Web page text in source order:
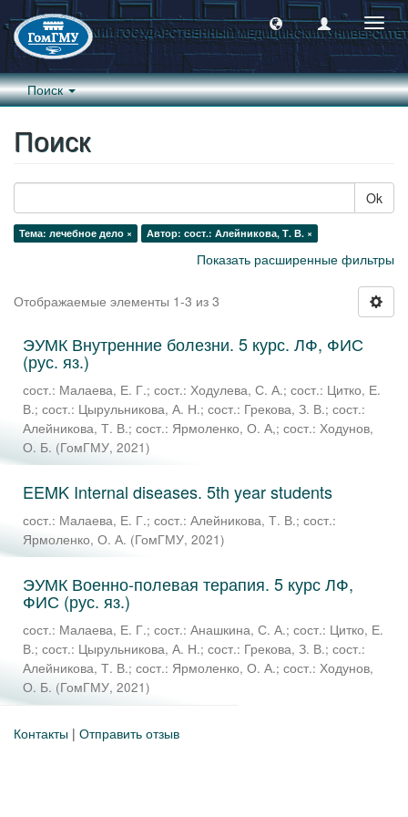
Поиск
Поиск
Ok
Тема: лечебное дело × Автор: сост.: Алейникова, Т. В. ×
Показать расширенные фильтры
Отображаемые элементы 1-3 из 3
ЭУМК Внутренние болезни. 5 курс. ЛФ, ФИС
(рус. яз.)
сост.: Малаева, Е. Г.; сост.: Ходулева, С. А.; сост.: Цитко, Е.
В.; сост.: Цырульникова, А. Н.; сост.: Грекова, З. В.; сост.:
Алейникова, Т. В.; сост.: Ярмоленко, О. А,; сост.: Ходунов,
О. Б. (ГомГМУ, 2021)
EEMK Internal diseases. 5th year students
сост.: Малаева, Е. Г.; сост.: Алейникова, Т. В.; сост.:
Ярмоленко, О. А. (ГомГМУ, 2021)
ЭУМК Военно-полевая терапия. 5 курс ЛФ,
ФИС (рус. яз.)
сост.: Малаева, Е. Г.; сост.: Анашкина, С. А.; сост.: Цитко, Е.
В.; сост.: Цырульникова, А. Н.; сост.: Грекова, З. В.; сост.:
Алейникова, Т. В.; сост.: Ярмоленко, О. А.; сост.: Ходунов,
О. Б. (ГомГМУ, 2021)
Контакты | Отправить отзыв